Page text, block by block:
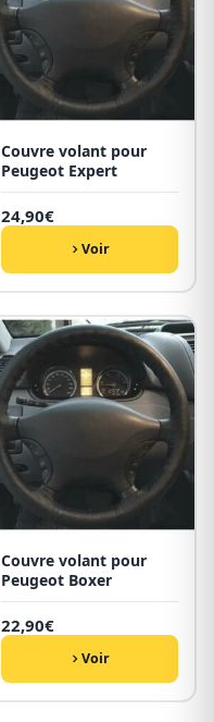
Couvre volant pour
Peugeot Expert
24,90€
Voir
Couvre volant pour
Peugeot Boxer
22,90€
Voir